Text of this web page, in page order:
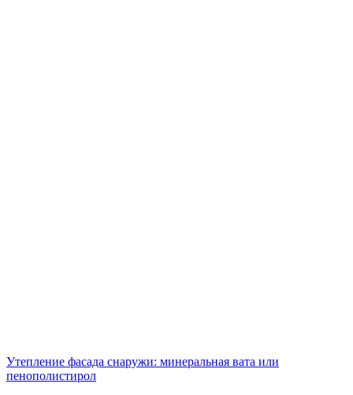
Утепление фасада снаружи: минеральная вата или
пенополистирол